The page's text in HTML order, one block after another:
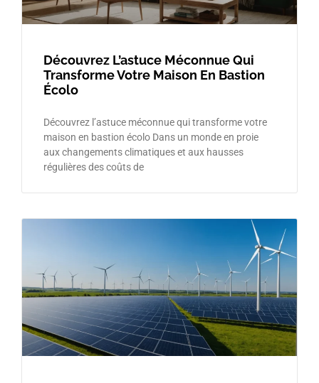
Découvrez L’astuce Méconnue Qui
Transforme Votre Maison En Bastion
Écolo
Découvrez l’astuce méconnue qui transforme votre
maison en bastion écolo Dans un monde en proie
aux changements climatiques et aux hausses
régulières des coûts de